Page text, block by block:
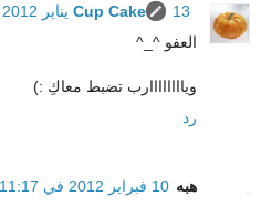
Cup Cake
13 يناير 2012 في 8:20 ص
العفو ^_^
وياااااااارب تضبط معاكِ :)
رد
هبه 10 فبراير 2012 في 11:17 ص